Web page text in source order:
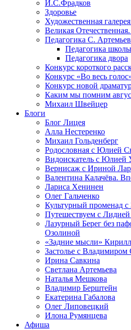
И.С.Фрадков
Здоровье
Художественная
Великая
Педагогика С.
Педагогика школы
Педагогика двора
Конкурс короткого
Конкурс «Во весь
Конкурс новой
Каким мы помним
Михаил Швейцер
Блоги
Блог Лицея
Алла Нестеренко
Михаил Гольденберг
Родословная с Юлией
Видоискатель с Юлией
Вернисаж с Ириной
Валентина Калачёва.
Лариса Хенинен
Олег Гальченко
Культурный променад с
Путешествуем с
Лазурный Берег без
Озолиной
«Задние мысли»
Застолье с
Ирина Савкина
Светлана Артемьева
Наталья Мешкова
Владимир Берштейн
Екатерина Габалова
Олег Липовецкий
Илона Румянцева
Афиша